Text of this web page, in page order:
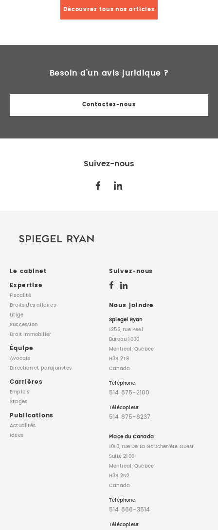
Découvrez tous nos articles
Besoin d’un avis juridique ?
Contactez-nous
Suivez-nous
Le cabinet
Expertise
Fiscalité
Droits des affaires
Litige
Succession
Droit immobilier
Équipe
Avocats
Directionet parajuristes
Carrières
Emplois
Stages
Publications
Actualités
Idées
Suivez-nous
Nous joindre
Spiegel Ryan
1255, rue Peel
Bureau 1000
Montréal, Québec
H3B 2T9
Canada
Téléphone
514 875-2100
Télécopieur
514 875-8237
Place du Canada
1010, rue De La Gauchetière Ouest
Suite 2100
Montréal, Québec
H3B 2N2
Canada
Téléphone
514 866-3514
Télécopieur